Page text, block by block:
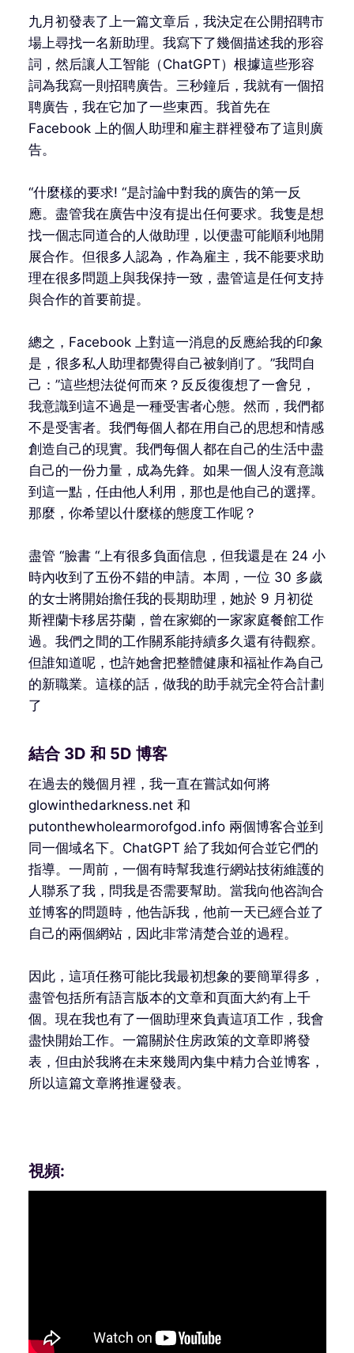
九月初發表了上一篇文章后，我決定在公開招聘市
場上尋找一名新助理。我寫下了幾個描述我的形容
詞，然后讓人工智能（ChatGPT）根據這些形容
詞為我寫一則招聘廣告。三秒鐘后，我就有一個招
聘廣告，我在它加了一些東西。我首先在
Facebook 上的個人助理和雇主群裡發布了這則廣
告。
“什麼樣的要求! “是討論中對我的廣告的第一反
應。盡管我在廣告中沒有提出任何要求。我隻是想
找一個志同道合的人做助理，以便盡可能順利地開
展合作。但很多人認為，作為雇主，我不能要求助
理在很多問題上與我保持一致，盡管這是任何支持
與合作的首要前提。
總之，Facebook 上對這一消息的反應給我的印象
是，很多私人助理都覺得自己被剝削了。”我問自
己：”這些想法從何而來？反反復復想了一會兒，
我意識到這不過是一種受害者心態。然而，我們都
不是受害者。我們每個人都在用自己的思想和情感
創造自己的現實。我們每個人都在自己的生活中盡
自己的一份力量，成為先鋒。如果一個人沒有意識
到這一點，任由他人利用，那也是他自己的選擇。
那麼，你希望以什麼樣的態度工作呢？
盡管 “臉書 “上有很多負面信息，但我還是在 24 小
時內收到了五份不錯的申請。本周，一位 30 多歲
的女士將開始擔任我的長期助理，她於 9 月初從
斯裡蘭卡移居芬蘭，曾在家鄉的一家家庭餐館工作
過。我們之間的工作關系能持續多久還有待觀察。
但誰知道呢，也許她會把整體健康和福祉作為自己
的新職業。這樣的話，做我的助手就完全符合計劃
了
結合 3D 和 5D 博客
在過去的幾個月裡，我一直在嘗試如何將
glowinthedarkness.net 和
putonthewholearmorofgod.info 兩個博客合並到
同一個域名下。ChatGPT 給了我如何合並它們的
指導。一周前，一個有時幫我進行網站技術維護的
人聯系了我，問我是否需要幫助。當我向他咨詢合
並博客的問題時，他告訴我，他前一天已經合並了
自己的兩個網站，因此非常清楚合並的過程。
因此，這項任務可能比我最初想象的要簡單得多，
盡管包括所有語言版本的文章和頁面大約有上千
個。現在我也有了一個助理來負責這項工作，我會
盡快開始工作。一篇關於住房政策的文章即將發
表，但由於我將在未來幾周內集中精力合並博客，
所以這篇文章將推遲發表。
視頻: